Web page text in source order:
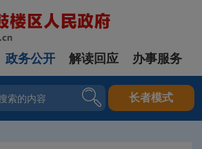
登录
政务公开 解读回应 办事服务
长者模式